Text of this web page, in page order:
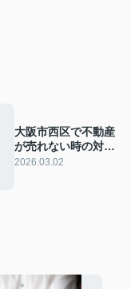
大阪市西区で不動産
が売れない時の対応
は？見直し方や改善
2026.03.02